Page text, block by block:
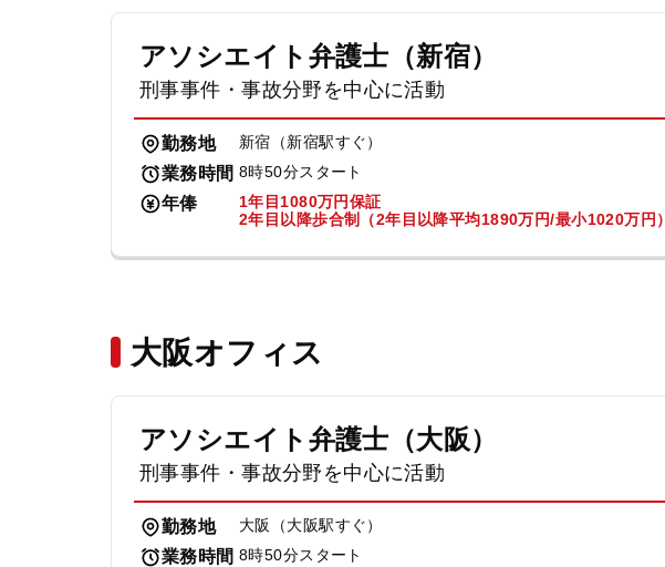
アソシエイト弁護士（新宿）
刑事事件・事故分野を中心に活動
勤務地 新宿（新宿駅すぐ）
業務時間 8時50分スタート
年俸
1年目1080万円保証
2年目以降歩合制（2年目以降平均1890万円/最小1020万円）
大阪オフィス
アソシエイト弁護士（大阪）
刑事事件・事故分野を中心に活動
勤務地 大阪（大阪駅すぐ）
業務時間 8時50分スタート